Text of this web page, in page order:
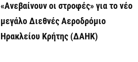
«Ανεβαίνουν οι στροφές» για το νέο
μεγάλο Διεθνές Αεροδρόμιο
Ηρακλείου Κρήτης (ΔΑΗΚ)